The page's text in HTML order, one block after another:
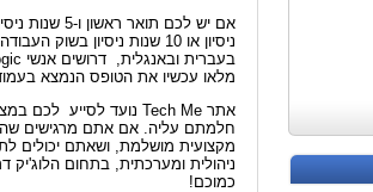
אם יש לכם תואר
ניסיון או 10 שנות ניסיון בשוק
בעברית ובאנגלית, דרושים אנשי
מלאו עכשיו את הטופס הנמצא
אתר Tech Me נועד לסייע לכם
חלמתם עליה. אם אתם מרגישים
מקצועית מושלמת, ושאתם יכולים
ניהולית ומערכתית, בתחום הלוג'יק
כמוכם!